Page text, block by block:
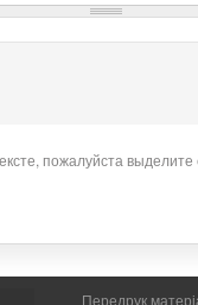
пожалуйста
Передрук